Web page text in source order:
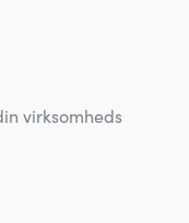
virksomheds